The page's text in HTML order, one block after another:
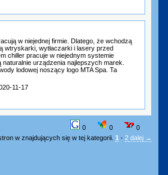
w niejednej firmie. Dlatego, że wchodzą
wtryskarki, wytłaczarki i lasery przed
chiller pracuje w niejednym systemie
naturalnie urządzenia najlepszych marek.
lodowej noszący logo MTA Spa. Ta
11-17
0 0
0
w znajdujących się w tej kategorii. 1 - 2 dalej →